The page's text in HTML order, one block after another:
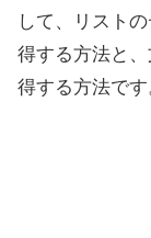
して、リスト
得する方法と
得する方法です